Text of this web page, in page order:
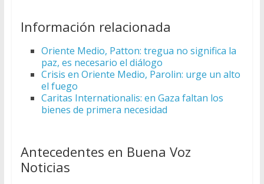
Información relacionada
Oriente Medio, Patton: tregua no significa la
paz, es necesario el diálogo
Crisis en Oriente Medio, Parolin: urge un alto
el fuego
Caritas Internationalis: en Gaza faltan los
bienes de primera necesidad
Antecedentes en Buena Voz
Noticias